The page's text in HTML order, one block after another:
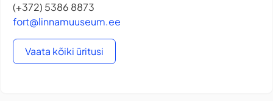
(+372) 5386 8873
fort@linnamuuseum.ee
Vaata kõiki üritusi